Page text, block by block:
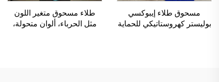
مسحوق طلاء إيبوكسي
بوليستر كهروستاتيكي للحماية
طلاء مسحوق متغير اللون
مثل الحرباء، ألوان متحولة،